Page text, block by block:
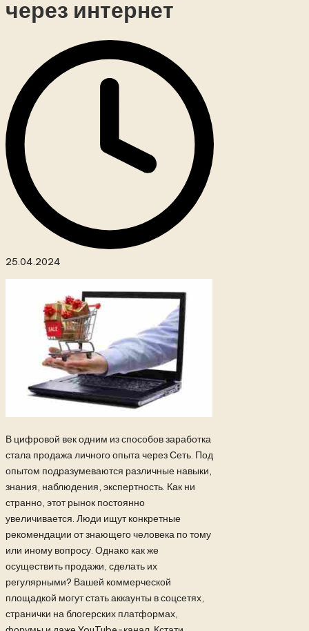
через интернет
25.04.2024
В цифровой век одним из способов заработка
стала продажа личного опыта через Сеть. Под
опытом подразумеваются различные навыки,
знания, наблюдения, экспертность. Как ни
странно, этот рынок постоянно
увеличивается. Люди ищут конкретные
рекомендации от знающего человека по тому
или иному вопросу. Однако как же
осуществить продажи, сделать их
регулярными? Вашей коммерческой
площадкой могут стать аккаунты в соцсетях,
странички на блогерских платформах,